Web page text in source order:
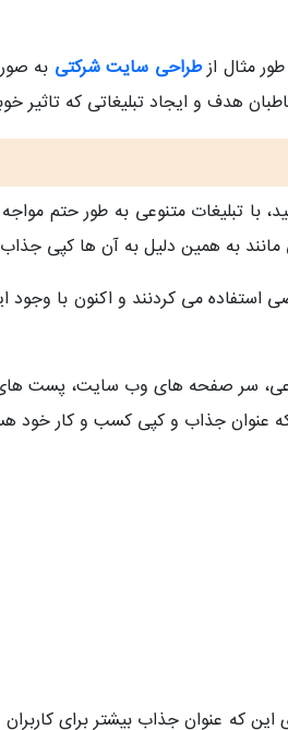
مثال ازطراحی سایت شرکتی به
تبلیغاتی که تاثیر خوبی را در ذهن
با تبلیغات متنوعی به طور حتم
به همین دلیل به آن ها کپی
استفاده می کردنند و اکنون با
سر صفحه های وب سایت، پست
عنوان جذاب و کپی کسب و کار خود
این که عنوان جذاب بیشتر برای